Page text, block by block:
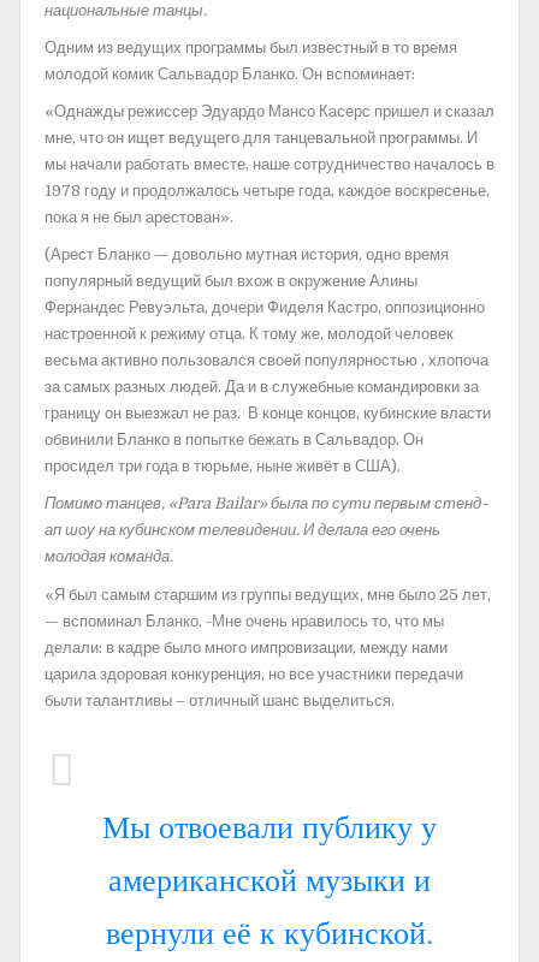
национальные танцы.
Одним из ведущих программы был известный в то время
молодой комик Сальвадор Бланко. Он вспоминает:
«Однажды режиссер Эдуардо Мансо Касерс пришел и сказал
мне, что он ищет ведущего для танцевальной программы. И
мы начали работать вместе, наше сотрудничество началось в
1978 году и продолжалось четыре года, каждое воскресенье,
пока я не был арестован».
(Арест Бланко — довольно мутная история, одно время
популярный ведущий был вхож в окружение Алины
Фернандес Ревуэльта, дочери Фиделя Кастро, оппозиционно
настроенной к режиму отца. К тому же, молодой человек
весьма активно пользовался своей популярностью , хлопоча
за самых разных людей. Да и в служебные командировки за
границу он выезжал не раз. В конце концов, кубинские власти
обвинили Бланко в попытке бежать в Сальвадор. Он
просидел три года в тюрьме, ныне живёт в США).
Помимо танцев, «Para Bailar» была по сути первым стенд-
ап шоу на кубинском телевидении. И делала его очень
молодая команда.
«Я был самым старшим из группы ведущих, мне было 25 лет,
— вспоминал Бланко. -Мне очень нравилось то, что мы
делали: в кадре было много импровизации, между нами
царила здоровая конкуренция, но все участники передачи
были талантливы – отличный шанс выделиться.
Мы отвоевали публику у
американской музыки и
вернули её к кубинской.